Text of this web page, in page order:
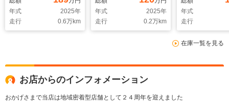
年式
2025年
走行
0.6万km
年式
2025年
走行
0.2万km
年式
走行
在庫一覧を見る
お店からのインフォメーション
おかげさまで当店は地域密着型店舗として２４周年を迎えました